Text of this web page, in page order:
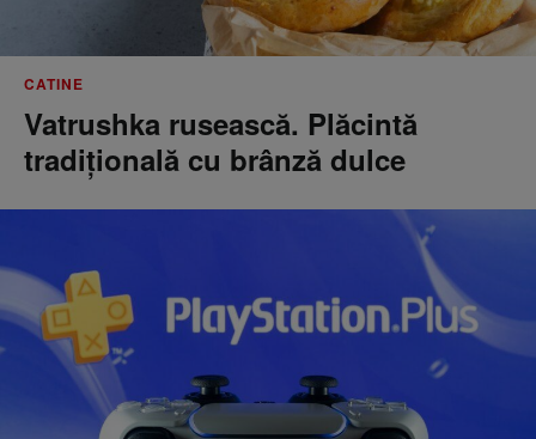
CATINE
Vatrushka rusească. Plăcintă
tradițională cu brânză dulce